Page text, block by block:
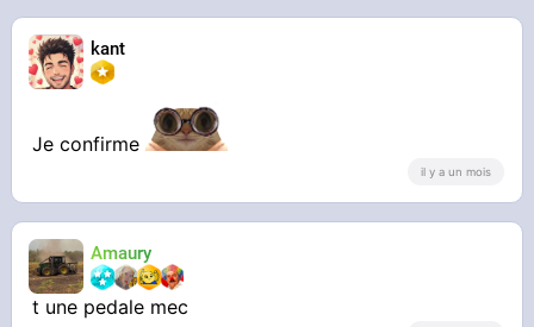
kant
Je confirme
il y a un mois
Amaury
t une pedale mec